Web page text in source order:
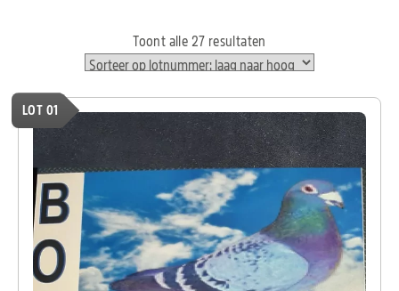
Toont alle 27 resultaten
LOT 01